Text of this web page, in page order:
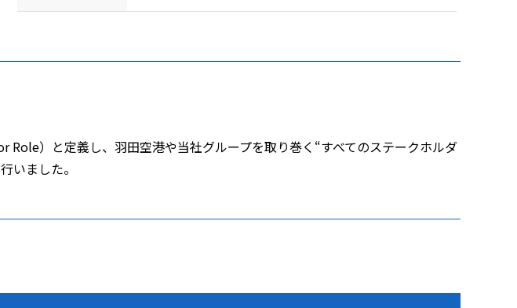
）と定義し、羽田空港や当社グループを取り巻く“すべてのステークホルダ
いました。